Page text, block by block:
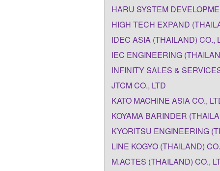
HARU SYSTEM
HIGH TECH EXPAND
IDEC ASIA (THAILAND) CO.,
IEC ENGINEERING
INFINITY SALES &
JTCM CO., LTD
KATO MACHINE ASIA CO.,
KOYAMA BARINDER
KYORITSU ENGINEERING
LINE KOGYO (THAILAND)
M.ACTES (THAILAND) CO.,